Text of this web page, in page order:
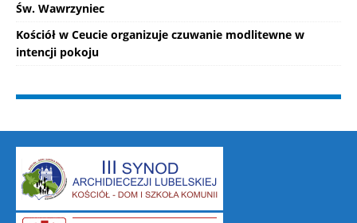
Św. Wawrzyniec
Kościół w Ceucie organizuje czuwanie modlitewne w
intencji pokoju